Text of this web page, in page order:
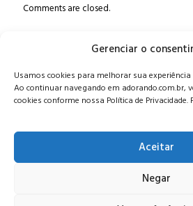
Gerenciar o
Usamos cookies para melhorar sua
Ao continuar navegando em adorando.com.br,
cookies conforme nossa Política de Privacidade.
Aceitar
Negar
Comments are closed.
Alameda Oscar Niemeyer, 1033 – 7º
Serra - Nova Lima/MG, CEP:
CONTATO: